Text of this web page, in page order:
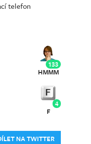
telefon
133
HMMM
4
F
NA TWITTER